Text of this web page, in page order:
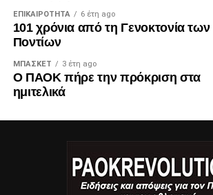
ΕΠΙΚΑΙΡΌΤΗΤΑ 6 έτη ago
101 χρόνια από τη Γενοκτονία των
Ποντίων
ΜΠΆΣΚΕΤ 3 έτη ago
Ο ΠΑΟΚ πήρε την πρόκριση στα
ημιτελικά